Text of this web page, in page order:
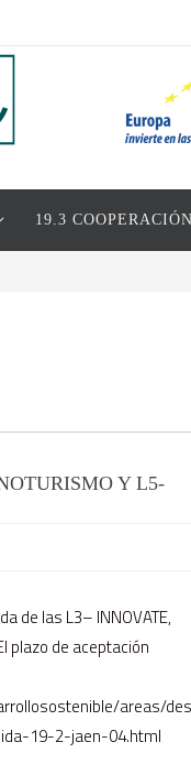
19.3 COOPERACIÓN
Y L5-
de las L3– INNOVATE,
plazo de aceptación
areas/des
19-2-jaen-04.html